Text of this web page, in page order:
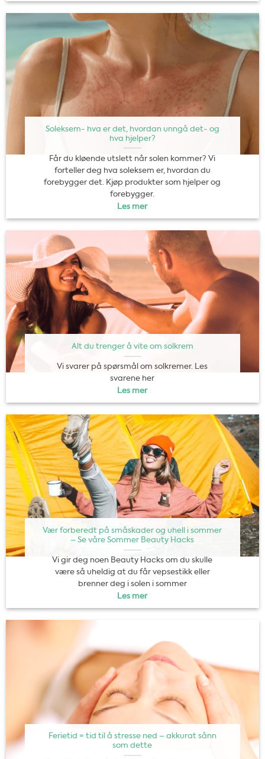
Soleksem- hva er det, hvordan unngå det- og
hva hjelper?
Får du kløende utslett når solen kommer? Vi
forteller deg hva soleksem er, hvordan du
forebygger det. Kjøp produkter som hjelper og
forebygger.
Les mer
Alt du trenger å vite om solkrem
Vi svarer på spørsmål om solkremer. Les
svarene her
Les mer
Vær forberedt på småskader og uhell i sommer
– Se våre Sommer Beauty Hacks
Vi gir deg noen Beauty Hacks om du skulle
være så uheldig at du får vepsestikk eller
brenner deg i solen i sommer
Les mer
Ferietid = tid til å stresse ned – akkurat sånn
som dette